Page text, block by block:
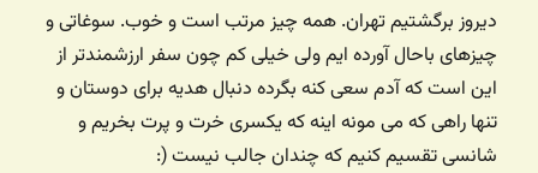
دیروز برگشتیم تهران. همه چیز مرتب است و خوب. سوغاتی و
چیزهای باحال آورده ایم ولی خیلی کم چون سفر ارزشمندتر از
این است که آدم سعی کنه بگرده دنبال هدیه برای دوستان و
تنها راهی که می مونه اینه که یکسری خرت و پرت بخریم و
شانسی تقسیم کنیم که چندان جالب نیست (: